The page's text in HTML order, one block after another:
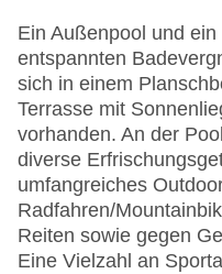
Ein Außenpool und
entspannten
sich in einem
Terrasse mit
vorhanden. An der
diverse
umfangreiches
Radfahren/
Reiten sowie gegen
Eine Vielzahl an